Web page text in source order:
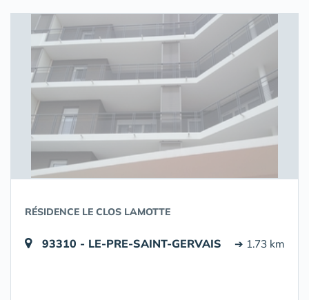
RÉSIDENCE LE CLOS LAMOTTE
93310 - LE-PRE-SAINT-GERVAIS ➔ 1.73 km